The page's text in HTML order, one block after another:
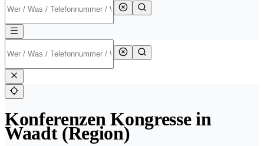
Konferenzen Kongresse in
Waadt (Region)